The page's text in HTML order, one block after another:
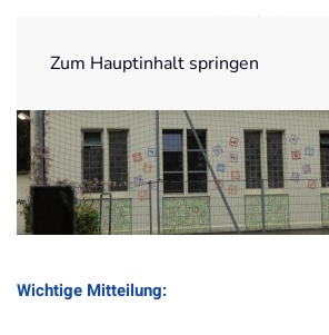
Zum Hauptinhalt springen
Wichtige Mitteilung: